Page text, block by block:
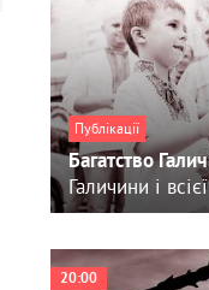
Публікації
Багатство
Галичини і
20:00